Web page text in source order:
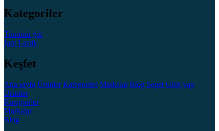
Kategoriler
Tümünü gör
Jant Lastik
Keşfet
Ana sayfa Ürünler Kategoriler Markalar Blog Sepet Giriş yap
Ürünler
Kategoriler
Markalar
Blog